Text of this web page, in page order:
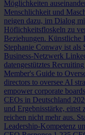
Möglichkeiten
Menschlichkeit und
neigen dazu, im Dialog
Höflichkeitsfloskeln zu
Beziehungen. Künstliche
Stephanie Conway ist
Business-Netzwerk
datengestütztes
Member's Guide to
directors to oversee AI
empower corporate
CEOs in Deutschland
und Ergebnisstärke,
reichen nicht mehr aus.
Leadership-Kompetenz